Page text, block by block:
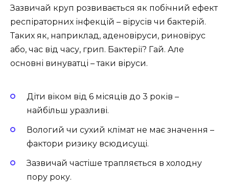
Зазвичай круп розвивається як побічний ефект
респіраторних інфекцій – вірусів чи бактерій.
Таких як, наприклад, аденовіруси, риновірус
або, час від часу, грип. Бактерії? Гай. Але
основні винуватці – таки віруси.
Діти віком від 6 місяців до 3 років –
найбільш уразливі.
Вологий чи сухий клімат не має значення –
фактори ризику всюдисущі.
Зазвичай частіше трапляється в холодну
пору року.